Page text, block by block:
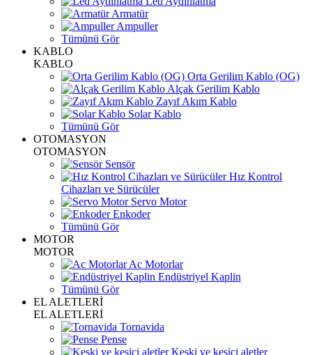
Armatür
Ampuller
Tümünü Gör
KABLO
KABLO
Orta Gerilim Kablo (OG)
Alçak Gerilim Kablo
Zayıf Akım Kablo
Solar Kablo
Tümünü Gör
OTOMASYON
OTOMASYON
Sensör
Hız Kontrol
Cihazları ve Sürücüler
Servo Motor
Enkoder
Tümünü Gör
MOTOR
MOTOR
Ac Motorlar
Endüstriyel Kaplin
Tümünü Gör
EL ALETLERİ
EL ALETLERİ
Tornavida
Pense
Keski ve kesici aletler